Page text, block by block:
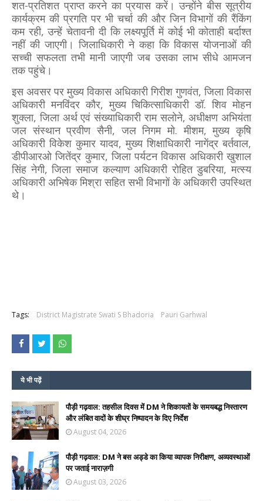
शत-प्रतिशत प्राप्त करने का प्रयास करें। उन्होंने बीस सूत्रीय
कार्यक्रम की प्रगति पर भी चर्चा की और जिन विभागों की रैंकिंग
कम रही, उन्हें चेतावनी दी कि लक्ष्यपूर्ति में कोई भी कोताही बर्दाश्त
नहीं की जाएगी। जिलाधिकारी ने कहा कि विकास योजनाओं की
सच्ची सफलता तभी मानी जाएगी जब उसका लाभ सीधे आमजन
तक पहुंचे।
इस अवसर पर मुख्य विकास अधिकारी गिरीश गुणवंत, जिला विकास
अधिकारी मनविंदर कौर, मुख्य चिकित्साधिकारी डॉ. शिव मोहन
शुक्ला, जिला अर्थ एवं संख्याधिकारी राम सलोने, अधीक्षण अभियंता
जल संस्थान प्रवीण सैनी, जल निगम मो. मीशम, मुख्य कृषि
अधिकारी विकेश कुमार यादव, मुख्य शिक्षाधिकारी नागेंद्र बर्तवाल,
डीपीआरओ जितेंद्र कुमार, जिला पर्यटन विकास अधिकारी खुशाल
सिंह नेगी, जिला समाज कल्याण अधिकारी रोहित डुबरिया, मत्स्य
अधिकारी अभिषेक मिश्रा सहित सभी विभागों के अधिकारी उपस्थित
थे।
Tags: District Magistrate Swati S Bhadoria Pauri Garhwal
ये भी पढ़ें
पौड़ी गढ़वाल: तहसील दिवस में DM ने शिकायतों के समयबद्ध निस्तारण
और लंबित वादों के शीघ्र निष्पादन के दिए निर्देश
August 04, 2026
पौड़ी गढ़वाल: DM ने बस अड्डे का किया व्यापक निरीक्षण, अव्यवस्थाओं
पर जताई नाराज़गी
August 03, 2026